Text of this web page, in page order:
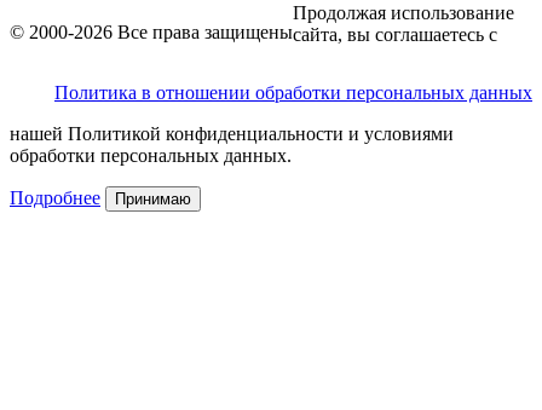
© 2000-2026 Все права защищены
Политика в отношении обработки персональных данных
Продолжая использование
сайта, вы соглашаетесь с
нашей Политикой конфиденциальности и условиями
обработки персональных данных.
Подробнее Принимаю